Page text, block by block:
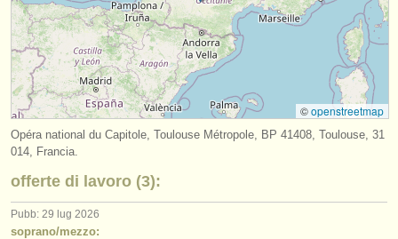
riguardo musicalchairs
contattaci
rss feeds
notizie di musica classica
editori:
pubblica con noi
find out about our
©openstreetmap
Opéra national du Capitole, Toulouse Métropole, BP 41408, Toulouse, 31
014, Francia.
offerte di lavoro (3):
Pubb: 29 lug 2026
soprano/mezzo: